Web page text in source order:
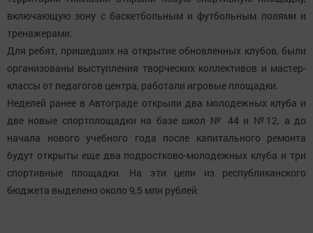
включающую зону с баскетбольным и футбольным полями и
тренажерами.
Для ребят, пришедших на открытие обновленных клубов, были
организованы выступления творческих коллективов и мастер-
классы от педагогов центра, работали игровые площадки.
Неделей ранее в Автограде открыли два молодежных клуба и
две новые спортплощадки на базе школ № 44 и №12, а до
начала нового учебного года после капитального ремонта
будут открыты еще два подростково-молодежных клуба и три
спортивные площадки. На эти цели из республиканского
бюджета выделено около 9,5 млн рублей.